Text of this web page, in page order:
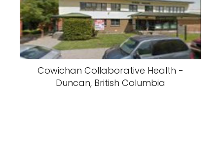
Cowichan Collaborative Health -
Duncan, British Columbia